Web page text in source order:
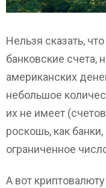
Нельзя сказать,
банковские счета,
американских
небольшое
их не имеет
роскошь, как
ограниченное
А вот